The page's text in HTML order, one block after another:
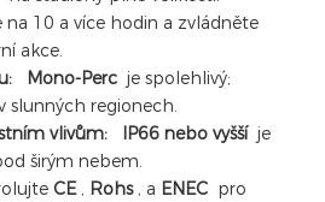
na 10 a více hodin a zvládněte
akce.
Mono-Perc je spolehlivý;
slunných regionech.
vlivům:
IP66 nebo vyšší je
širým nebem.
CE , Rohs , a ENEC pro